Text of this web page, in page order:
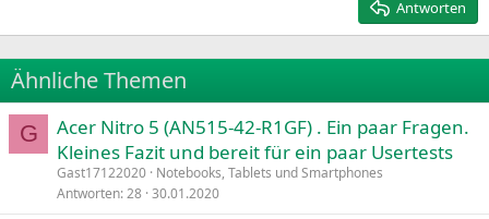
22
26
Times New Roman
Trebuchet MS
Verdana
Antworten
Ähnliche Themen
G
Acer Nitro 5 (AN515-42-R1GF) . Ein paar Fragen.
Kleines Fazit und bereit für ein paar Usertests
Gast17122020 Notebooks, Tablets und Smartphones
Antworten 28 30.01.2020